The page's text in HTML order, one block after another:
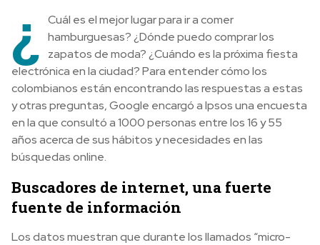
¿
Cuál es el mejor lugar para ir a comer
hamburguesas? ¿Dónde puedo comprar los
zapatos de moda? ¿Cuándo es la próxima fiesta
electrónica en la ciudad? Para entender cómo los
colombianos están encontrando las respuestas a estas
y otras preguntas, Google encargó a Ipsos una encuesta
en la que consultó a 1000 personas entre los 16 y 55
años acerca de sus hábitos y necesidades en las
búsquedas online.
Buscadores de internet, una fuerte
fuente de información
Los datos muestran que durante los llamados “micro-